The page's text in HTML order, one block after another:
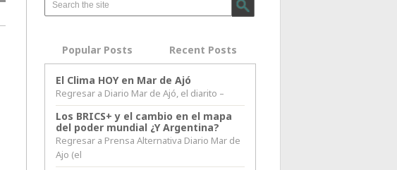
Popular Posts Recent Posts
El Clima HOY en Mar de Ajó
Regresar a Diario Mar de Ajó, el diarito –
Los BRICS+ y el cambio en el mapa
del poder mundial ¿Y Argentina?
Regresar a Prensa Alternativa Diario Mar de
Ajo (el